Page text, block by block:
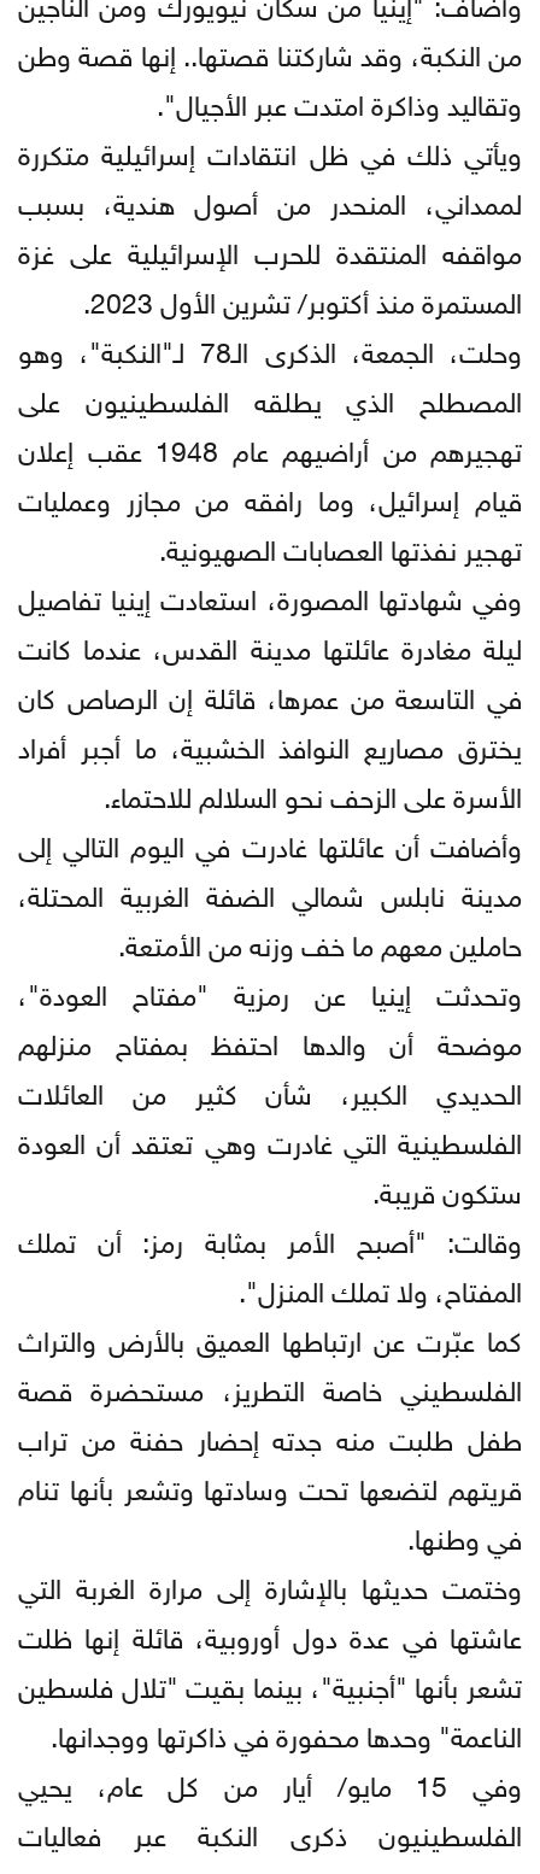
من النكبة، وقد شاركتنا قصتها.. إنها قصة وطن
وتقاليد وذاكرة امتدت عبر الأجيال".
ويأتي ذلك في ظل انتقادات إسرائيلية متكررة
لممداني، المنحدر من أصول هندية، بسبب
مواقفه المنتقدة للحرب الإسرائيلية على غزة
المستمرة منذ أكتوبر/ تشرين الأول 2023.
وحلت، الجمعة، الذكرى الـ78 لـ"النكبة"، وهو
المصطلح الذي يطلقه الفلسطينيون على
تهجيرهم من أراضيهم عام 1948 عقب إعلان
قيام إسرائيل، وما رافقه من مجازر وعمليات
تهجير نفذتها العصابات الصهيونية.
وفي شهادتها المصورة، استعادت إينيا تفاصيل
ليلة مغادرة عائلتها مدينة القدس، عندما كانت
في التاسعة من عمرها، قائلة إن الرصاص كان
يخترق مصاريع النوافذ الخشبية، ما أجبر أفراد
الأسرة على الزحف نحو السلالم للاحتماء.
وأضافت أن عائلتها غادرت في اليوم التالي إلى
مدينة نابلس شمالي الضفة الغربية المحتلة،
حاملين معهم ما خف وزنه من الأمتعة.
وتحدثت إينيا عن رمزية "مفتاح العودة"،
موضحة أن والدها احتفظ بمفتاح منزلهم
الحديدي الكبير، شأن كثير من العائلات
الفلسطينية التي غادرت وهي تعتقد أن العودة
ستكون قريبة.
وقالت: "أصبح الأمر بمثابة رمز: أن تملك
المفتاح، ولا تملك المنزل".
كما عبّرت عن ارتباطها العميق بالأرض والتراث
الفلسطيني خاصة التطريز، مستحضرة قصة
طفل طلبت منه جدته إحضار حفنة من تراب
قريتهم لتضعها تحت وسادتها وتشعر بأنها تنام
في وطنها.
وختمت حديثها بالإشارة إلى مرارة الغربة التي
عاشتها في عدة دول أوروبية، قائلة إنها ظلت
تشعر بأنها "أجنبية"، بينما بقيت "تلال فلسطين
الناعمة" وحدها محفورة في ذاكرتها ووجدانها.
وفي 15 مايو/ أيار من كل عام، يحيي
الفلسطينيون ذكرى النكبة عبر فعاليات